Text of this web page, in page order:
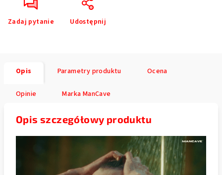
Zadaj pytanie Udostępnij
Opis Parametry produktu Ocena
Opinie Marka ManCave
Opis szczegółowy produktu